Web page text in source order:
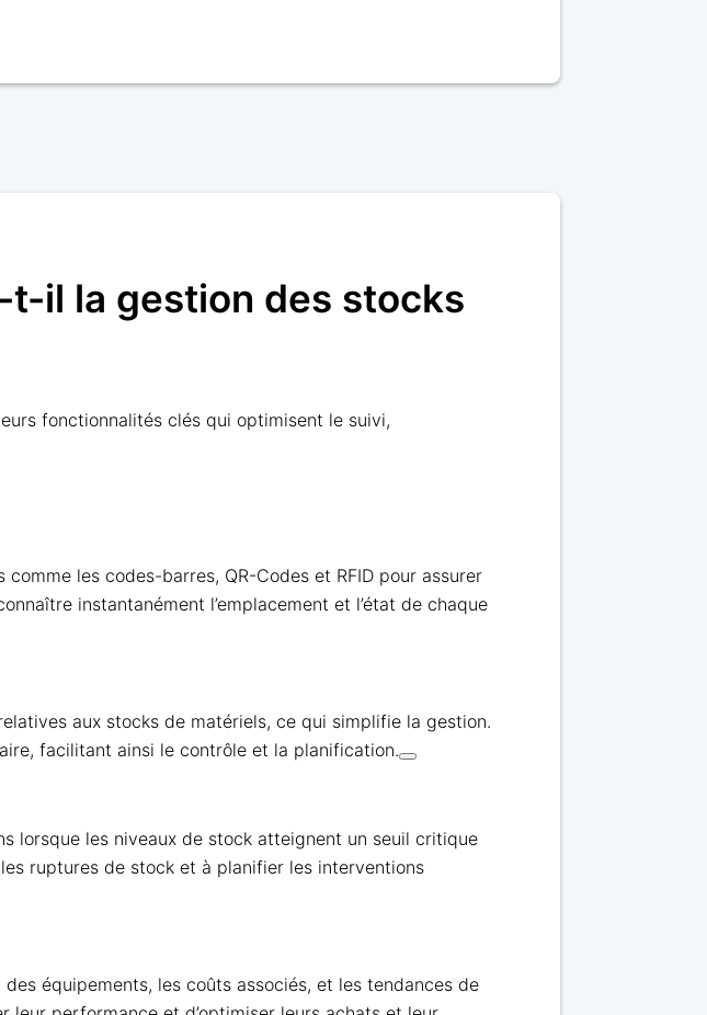
t-il la gestion des stocks
fonctionnalités clés qui optimisent le suivi,
comme les codes-barres, QR-Codes et RFID pour assurer
instantanément l’emplacement et l’état de chaque
aux stocks de matériels, ce qui simplifie la gestion.
facilitant ainsi le contrôle et la planification.
lorsque les niveaux de stock atteignent un seuil critique
ruptures de stock et à planifier les interventions
équipements, les coûts associés, et les tendances de